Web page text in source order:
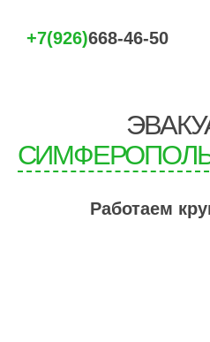
+7(926)668-46-50
Работаем